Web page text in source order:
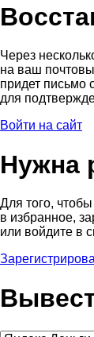
Через
на ваш
придет письмо
для
Войти на сайт
Нужна
Для того,
в избранное,
или войдите в